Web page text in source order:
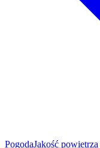
PogodaJakość powietrza